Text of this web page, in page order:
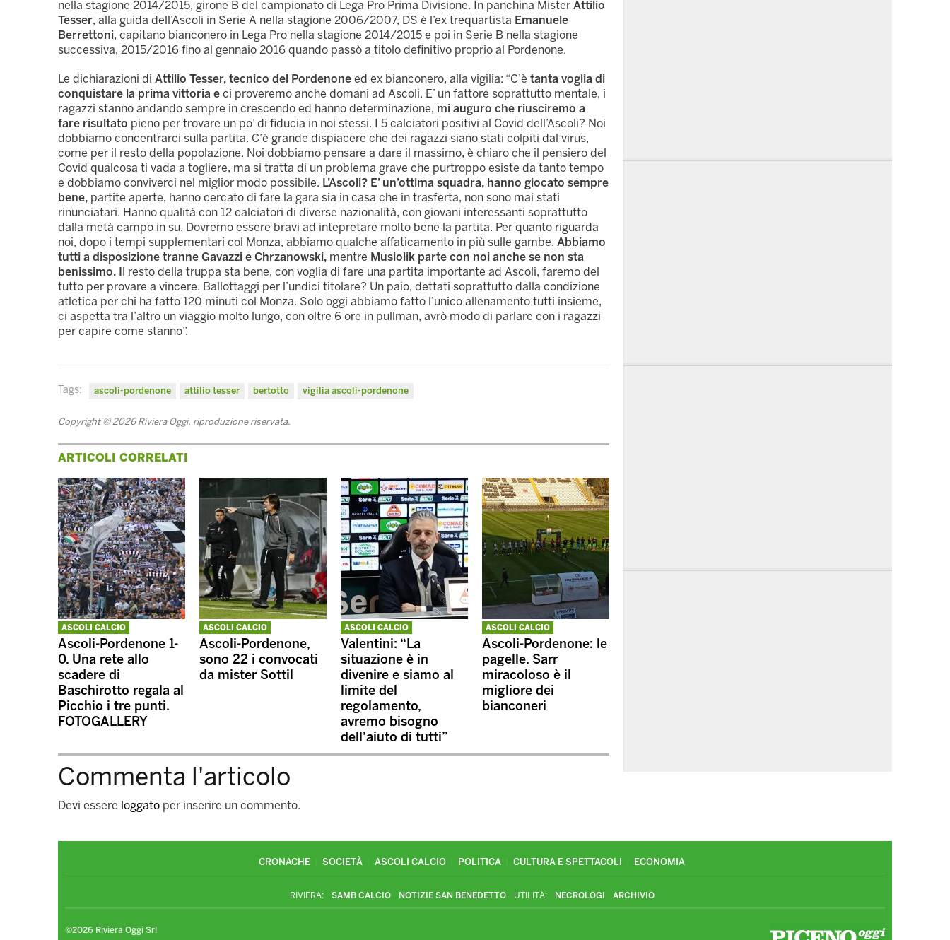
nella stagione 2014/2015, girone B del campionato di Lega Pro Prima Divisione. In panchina Mister Attilio
Tesser, alla guida dell’Ascoli in Serie A nella stagione 2006/2007, DS è l’ex trequartista Emanuele
Berrettoni, capitano bianconero in Lega Pro nella stagione 2014/2015 e poi in Serie B nella stagione
successiva, 2015/2016 fino al gennaio 2016 quando passò a titolo definitivo proprio al Pordenone.
Le dichiarazioni di Attilio Tesser, tecnico del Pordenone ed ex bianconero, alla vigilia: “C’è tanta voglia di
conquistare la prima vittoria e ci proveremo anche domani ad Ascoli. E’ un fattore soprattutto mentale, i
ragazzi stanno andando sempre in crescendo ed hanno determinazione, mi auguro che riusciremo a
fare risultato pieno per trovare un po’ di fiducia in noi stessi. I 5 calciatori positivi al Covid dell’Ascoli? Noi
dobbiamo concentrarci sulla partita. C’è grande dispiacere che dei ragazzi siano stati colpiti dal virus,
come per il resto della popolazione. Noi dobbiamo pensare a dare il massimo, è chiaro che il pensiero del
Covid qualcosa ti vada a togliere, ma si tratta di un problema grave che purtroppo esiste da tanto tempo
e dobbiamo conviverci nel miglior modo possibile. L’Ascoli? E’ un’ottima squadra, hanno giocato sempre
bene, partite aperte, hanno cercato di fare la gara sia in casa che in trasferta, non sono mai stati
rinunciatari. Hanno qualità con 12 calciatori di diverse nazionalità, con giovani interessanti soprattutto
dalla metà campo in su. Dovremo essere bravi ad intepretare molto bene la partita. Per quanto riguarda
noi, dopo i tempi supplementari col Monza, abbiamo qualche affaticamento in più sulle gambe. Abbiamo
tutti a disposizione tranne Gavazzi e Chrzanowski, mentre Musiolik parte con noi anche se non sta
benissimo. Il resto della truppa sta bene, con voglia di fare una partita importante ad Ascoli, faremo del
tutto per provare a vincere. Ballottaggi per l’undici titolare? Un paio, dettati soprattutto dalla condizione
atletica per chi ha fatto 120 minuti col Monza. Solo oggi abbiamo fatto l’unico allenamento tutti insieme,
ci aspetta tra l’altro un viaggio molto lungo, con oltre 6 ore in pullman, avrò modo di parlare con i ragazzi
per capire come stanno”.
Tags: ascoli-pordenone attilio tesser bertotto vigilia ascoli-pordenone
Copyright © 2026 Riviera Oggi, riproduzione riservata.
ARTICOLI CORRELATI
ASCOLI CALCIO
Ascoli-Pordenone 1-
0. Una rete allo
scadere di
Baschirotto regala al
Picchio i tre punti.
FOTOGALLERY
ASCOLI CALCIO
Ascoli-Pordenone,
sono 22 i convocati
da mister Sottil
ASCOLI CALCIO
Valentini: “La
situazione è in
divenire e siamo al
limite del
regolamento,
avremo bisogno
dell’aiuto di tutti”
ASCOLI CALCIO
Ascoli-Pordenone: le
pagelle. Sarr
miracoloso è il
migliore dei
bianconeri
Commenta l'articolo
Devi essere loggato per inserire un commento.
CRONACHE SOCIETÀ ASCOLI CALCIO POLITICA CULTURA E SPETTACOLI ECONOMIA
RIVIERA: SAMB CALCIO NOTIZIE SAN BENEDETTO UTILITÀ: NECROLOGI ARCHIVIO
©2026 Riviera Oggi Srl